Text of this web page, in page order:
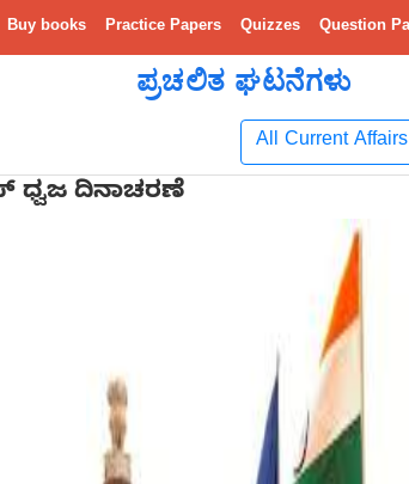
Buy books Practice Papers Quizzes Question
ಪ್ರಚಲಿತ ಘಟನೆಗಳು
All Current Affairs
ಧ್ವಜ ದಿನಾಚರಣೆ